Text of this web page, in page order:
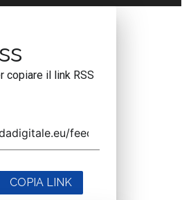
copiare il link RSS
COPIA LINK